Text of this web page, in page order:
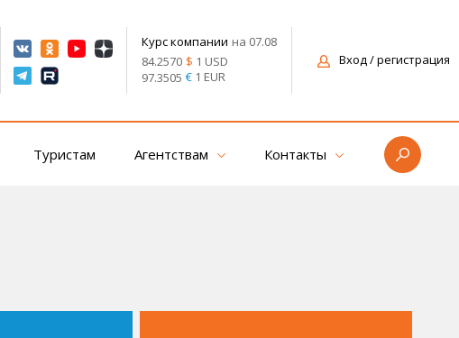
Курс компании на 07.08
84.2570 $ 1 USD
97.3505 €1 EUR
Вход/ регистрация
Туристам Агентствам Контакты